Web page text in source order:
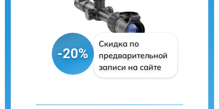
-20%
Скидка по
предварительной
записи на сайте